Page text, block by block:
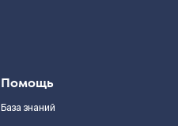
Помощь
База знаний